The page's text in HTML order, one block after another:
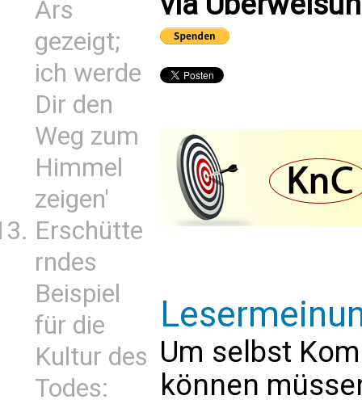
Ars
gezeigt;
ich werde
Dir den
Weg zum
Himmel
zeigen'
Erschütte
rndes
Beispiel
für die
Kultur des
Todes:
Um selbst
können